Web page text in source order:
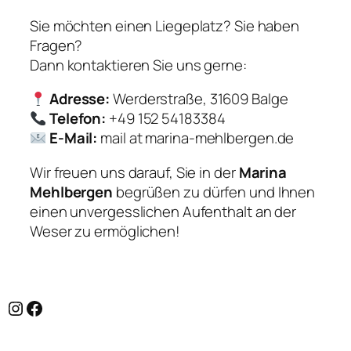
Sie möchten einen Liegeplatz? Sie haben
Fragen?
Dann kontaktieren Sie uns gerne:
Adresse:Werderstraße, 31609 Balge
Telefon: +49 152 54183384
E-Mail: mail at marina-mehlbergen.de
Wir freuen uns darauf, Sie in derMarina
Mehlbergen begrüßen zu dürfen und Ihnen
einen unvergesslichen Aufenthalt an der
Weser zu ermöglichen!
Instagram
Facebook